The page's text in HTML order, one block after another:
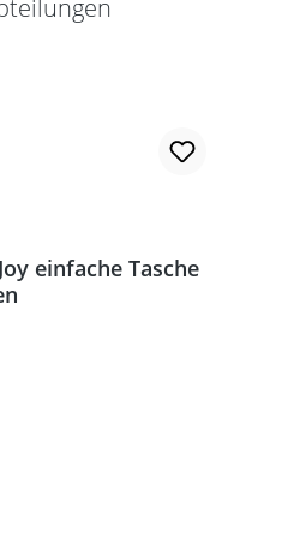
einfache Tasche